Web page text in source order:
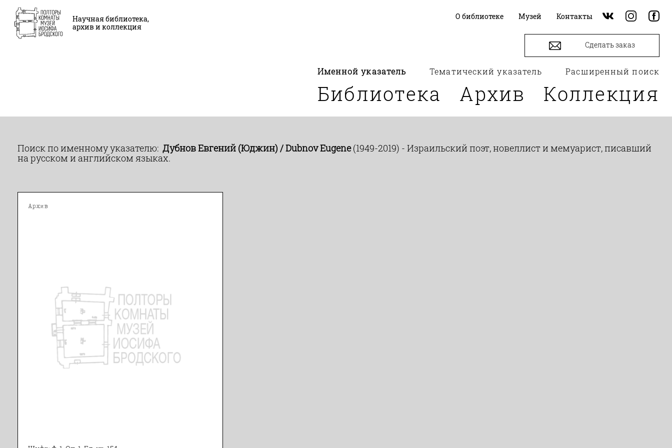
Научная библиотека,
архив и коллекция
О библиотеке Музей Контакты
Именной указатель Тематический указатель Расширенный поиск
Сделать заказ
Библиотека Архив Коллекция
Поиск по именному указателю: Дубнов Евгений (Юджин) / Dubnov Eugene(1949-2019) - Израильский поэт, новеллист и мемуарист, писавший
на русском и английском языках.
Архив